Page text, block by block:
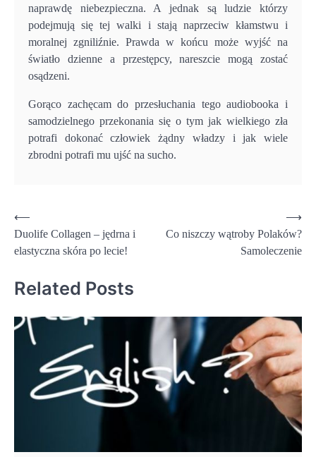
naprawdę niebezpieczna. A jednak są ludzie którzy
podejmują się tej walki i stają naprzeciw kłamstwu i
moralnej zgniliźnie. Prawda w końcu może wyjść na
światło dzienne a przestępcy, nareszcie mogą zostać
osądzeni.
Gorąco zachęcam do przesłuchania tego audiobooka i
samodzielnego przekonania się o tym jak wielkiego zła
potrafi dokonać człowiek żądny władzy i jak wiele
zbrodni potrafi mu ujść na sucho.
Nawigacja
wpisu
⟵
Duolife Collagen – jędrna i
elastyczna skóra po lecie!
Co niszczy wątroby Polaków?
Samoleczenie
⟶
Related Posts